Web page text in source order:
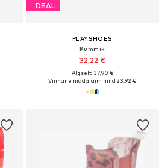
DEAL
PLAYSHOES
Kummik
32,22 €
Algselt: 37,90 €
Viimane madalaim hind:23,92 €